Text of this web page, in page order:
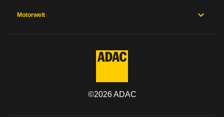
Motorwelt
©2026ADAC